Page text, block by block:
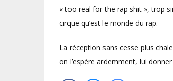
« too real for the rap shit », trop
cirque qu’est le monde du rap.
La réception sans cesse plus
on l’espère ardemment, lui